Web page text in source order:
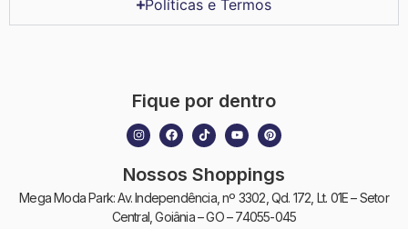
Políticas e Termos
Fique por dentro
Nossos Shoppings
Mega Moda Park: Av. Independência, nº 3302, Qd. 172, Lt. 01E – Setor
Central, Goiânia – GO – 74055-045